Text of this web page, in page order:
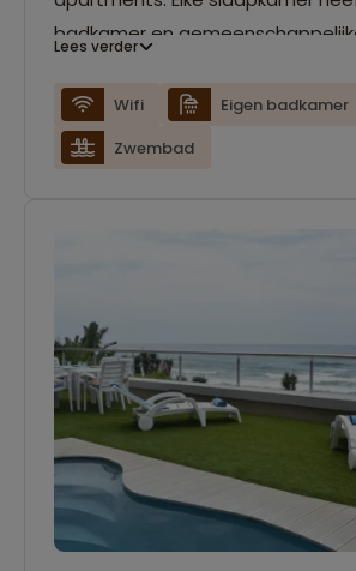
badkamer en
Lees verder
Wifi
Eigen badkamer
Zwembad